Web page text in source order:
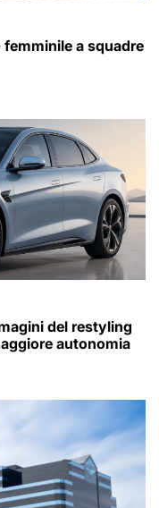
femminile a squadre
del restyling
autonomia